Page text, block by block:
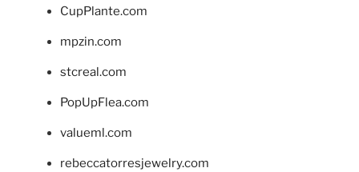
CupPlante.com
mpzin.com
stcreal.com
PopUpFlea.com
valueml.com
rebeccatorresjewelry.com